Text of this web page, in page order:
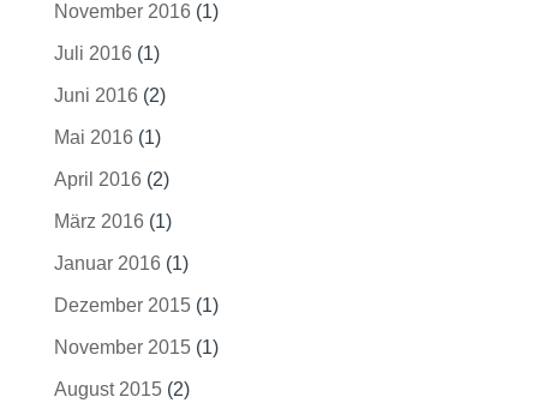
November 2016 (1)
Juli 2016 (1)
Juni 2016 (2)
Mai 2016 (1)
April 2016 (2)
März 2016 (1)
Januar 2016 (1)
Dezember 2015(1)
November 2015(1)
August 2015(2)